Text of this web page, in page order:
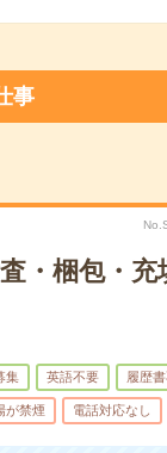
事
・梱包・充
集 英語不要 履歴
が禁煙 電話対応なし